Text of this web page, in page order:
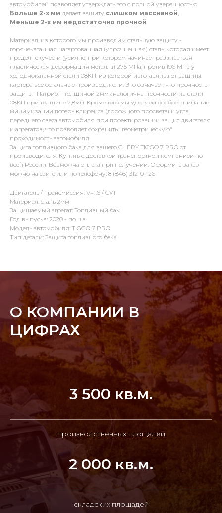
автомобилей позволяет утверждать это с полной уверенностью.
Больше 2-х мм делает защиту слишком массивной,
Меньше 2-х мм недостаточно прочной
Материал, из которого мы производим стальную защиту -
горячекатанная нагартованная (упрочненная) сталь, которая имеет
предел текучести (усилие, при котором начинает развиваться
пластическая деформация металла) 275 МПа, против 196 МПа у
холоднокатанной стали 08КП, из которой изготавливают защиты
картера все остальные производители. Это означает, что прочность
защиты "Патриот" толщиной 2мм аналогична прочности из стали
08КП при толщине 2,8мм. Кроме того мы уделяем особое внимание
минимизации потерь клиренса (дорожного просвета) и угла
переднего свеса автомобиля при проектировании защит двигателя
и агрегатов, что позволяет сохранить "геометрическую"
проходимость автомобиля.
Защита топливного бака для вашего CHERY TIGGO 7 PRO от
производителя. Купить с доставкой транспортной компанией по
всей России. Возможна оплата при получении. Оформить заказ
можно на сайте или по телефону: 8 (846) 312-01-26
Двигатель / Трансмиссия: V=1.6 / CVT
Материал: сталь 2мм
Защищаемый агрегат: Топливный бак
Год выпуска: 2020 - по н.в.
Модель автомобиля: TIGGO 7 PRO
Тип детали: Защита топливного бака
О КОМПАНИИ В
ЦИФРАХ
3 500 кв.м.
производственных площадей
2 000 кв.м.
складских площадей